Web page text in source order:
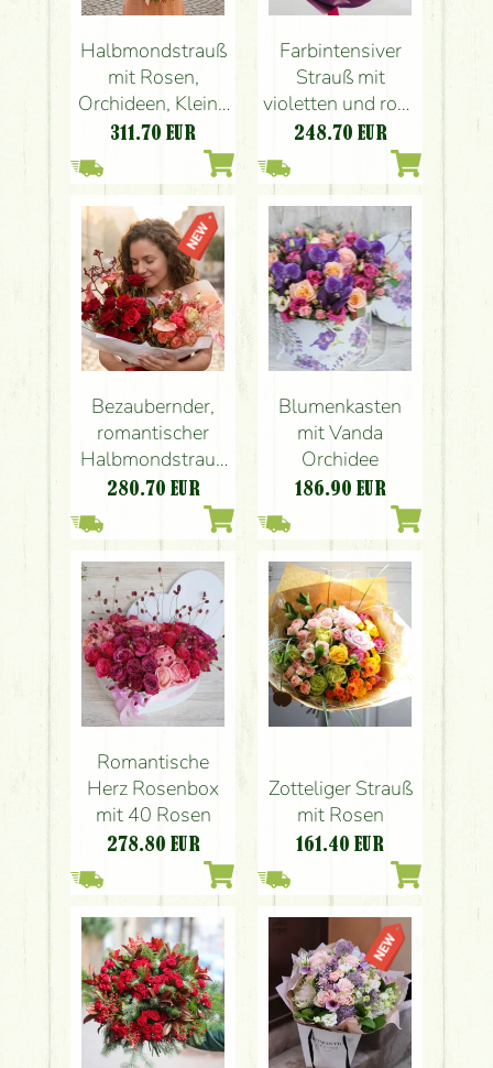
Halbmondstrauß
mit Rosen,
Orchideen, Kleine
Blumen
311.70 EUR
Farbintensiver
Strauß mit
violetten und rosa
Blüten
248.70 EUR
Bezaubernder,
romantischer
Halbmondstrauß
mit Rosen
280.70 EUR
Blumenkasten
mit Vanda
Orchidee
186.90 EUR
Romantische
Herz Rosenbox
mit 40 Rosen
278.80 EUR
Zotteliger Strauß
mit Rosen
161.40 EUR